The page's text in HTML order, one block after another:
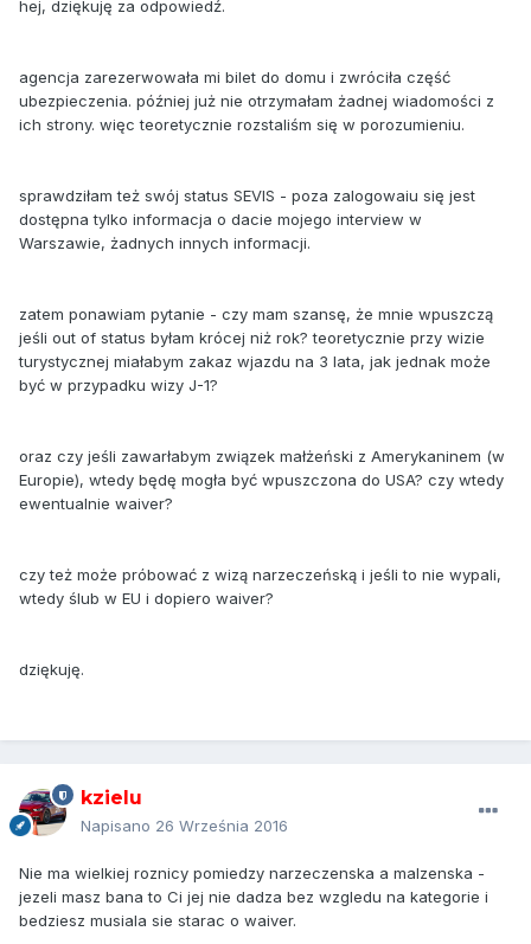
hej, dziękuję za odpowiedź.
agencja zarezerwowała mi bilet do domu i zwróciła część
ubezpieczenia. później już nie otrzymałam żadnej wiadomości z
ich strony. więc teoretycznie rozstaliśm się w porozumieniu.
sprawdziłam też swój status SEVIS - poza zalogowaiu się jest
dostępna tylko informacja o dacie mojego interview w
Warszawie, żadnych innych informacji.
zatem ponawiam pytanie - czy mam szansę, że mnie wpuszczą
jeśli out of status byłam krócej niż rok? teoretycznie przy wizie
turystycznej miałabym zakaz wjazdu na 3 lata, jak jednak może
być w przypadku wizy J-1?
oraz czy jeśli zawarłabym związek małżeński z Amerykaninem (w
Europie), wtedy będę mogła być wpuszczona do USA? czy wtedy
ewentualnie waiver?
czy też może próbować z wizą narzeczeńską i jeśli to nie wypali,
wtedy ślub w EU i dopiero waiver?
dziękuję.
kzielu
Napisano 26 Września 2016
Nie ma wielkiej roznicy pomiedzy narzeczenska a malzenska -
jezeli masz bana to Ci jej nie dadza bez wzgledu na kategorie i
bedziesz musiala sie starac o waiver.